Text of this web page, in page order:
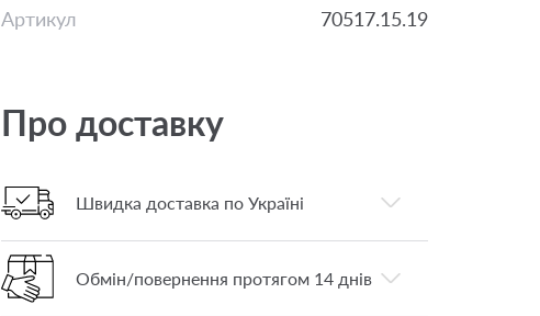
Артикул
70517.15.19
Про доставку
Швидка доставка по Україні
Обмін/повернення протягом 14 днів